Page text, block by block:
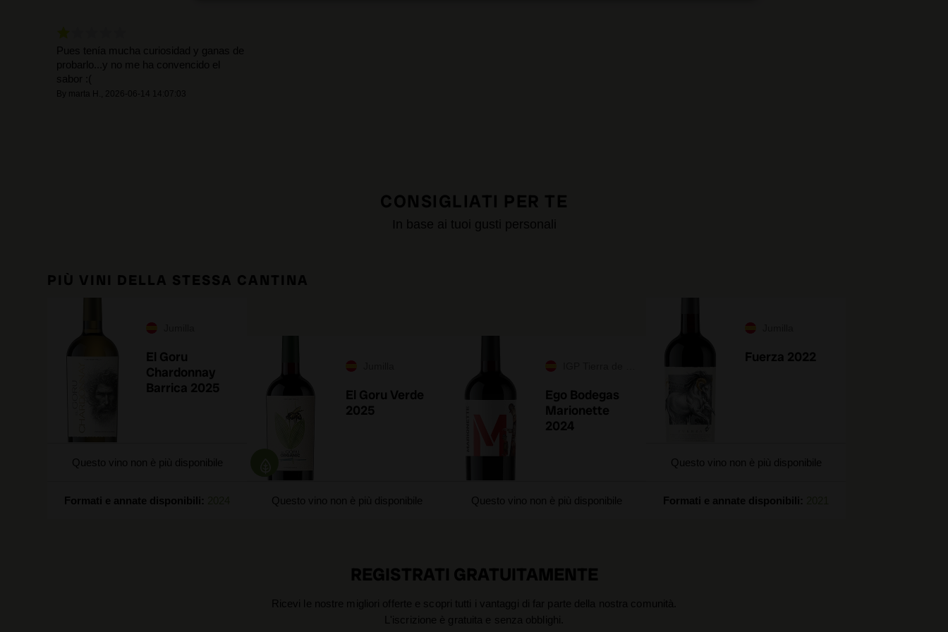
Pues tenía mucha curiosidad y ganas de
probarlo...y no me ha convencido el
sabor :(
2026-06-14 14:07:03
CONSIGLIATI PER TE
In base ai tuoi gusti personali
PIÙ VINI DELLA STESSA CANTINA
El Goru
Chardonnay
Barrica 2025
Questo vino non è più disponibile
Formati e annate disponibili:
El Goru Verde
2025
Questo vino non è più disponibile
Ego Bodegas
Marionette
2024
Questo vino non è più disponibile
Fuerza 2022
Questo vino non è più disponibile
Formati e annate disponibili:
REGISTRATI GRATUITAMENTE
Ricevi le nostre migliori offerte e scopri tutti i vantaggi di far parte della nostra comunità.
L'iscrizione è gratuita e senza obblighi.